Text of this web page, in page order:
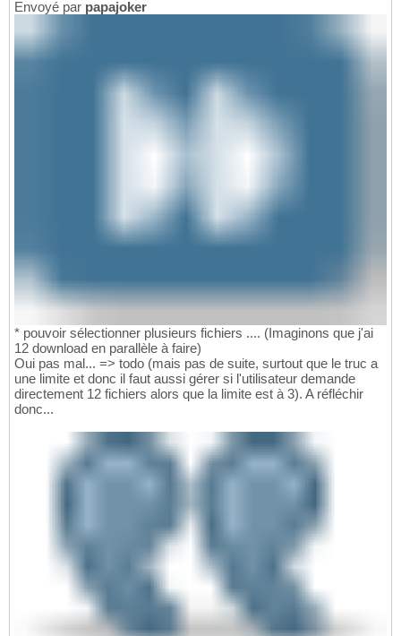
Envoyé par papajoker
* pouvoir sélectionner plusieurs fichiers .... (Imaginons que j'ai
12 download en parallèle à faire)
Oui pas mal... => todo (mais pas de suite, surtout que le truc a
une limite et donc il faut aussi gérer si l'utilisateur demande
directement 12 fichiers alors que la limite est à 3). A réfléchir
donc...